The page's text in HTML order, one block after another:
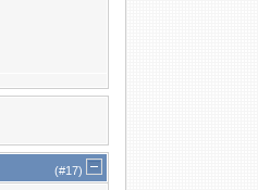
(#17)